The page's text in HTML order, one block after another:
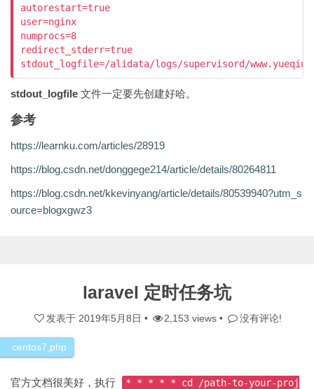
autorestart=true
user=nginx
numprocs=8
redirect_stderr=true
stdout_logfile 文件一定要先创建好哈。
参考
https://learnku.com/articles/28919
https://blog.csdn.net/donggege214/article/details/80264811
https://blog.csdn.net/kkevinyang/article/details/80539940?utm_s
ource=blogxgwz3
laravel 定时任务坑
发表于 2019年5月8日 • 2,153 views • 没有评论!
centos7 php
官方文档很美好，执行
* * * * * cd /path-to-your-proj